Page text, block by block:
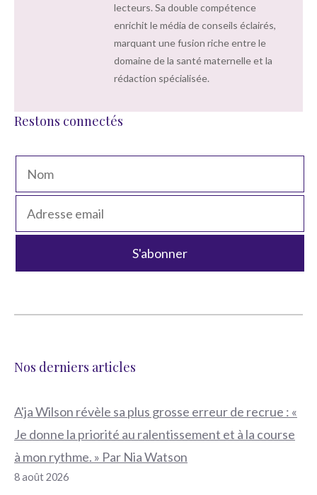
lecteurs. Sa double compétence
enrichit le média de conseils éclairés,
marquant une fusion riche entre le
domaine de la santé maternelle et la
rédaction spécialisée.
Restons connectés
Nos derniers articles
A'ja Wilson révèle sa plus grosse erreur de recrue : «
Je donne la priorité au ralentissement et à la course
à mon rythme. » Par Nia Watson
8 août 2026